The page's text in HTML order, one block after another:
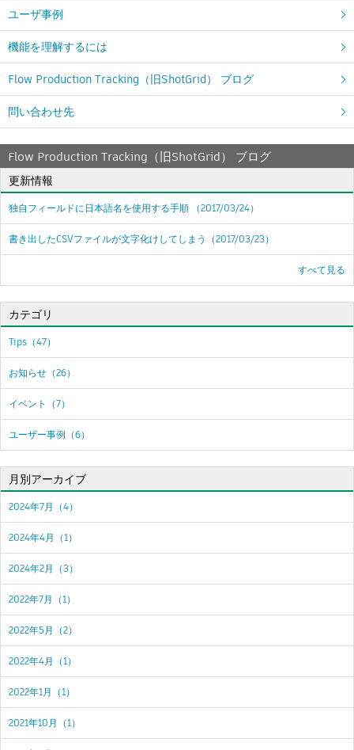
ユーザ事例
機能を理解するには
Flow Production Tracking（旧ShotGrid） ブログ
問い合わせ先
Flow Production Tracking（旧ShotGrid） ブログ
更新情報
独自フィールドに日本語名を使用する手順 （2017/03/24）
書き出したCSVファイルが文字化けしてしまう （2017/03/23）
すべて見る
カテゴリ
Tips（47）
お知らせ（26）
イベント（7）
ユーザー事例（6）
月別アーカイブ
2024年7月（4）
2024年4月（1）
2024年2月（3）
2022年7月（1）
2022年5月（2）
2022年4月（1）
2022年1月（1）
2021年10月（1）